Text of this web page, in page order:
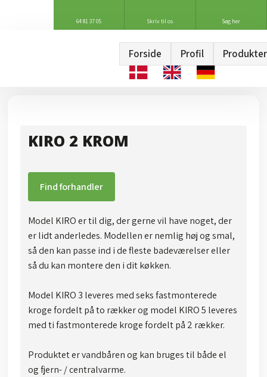
64 81 37 05 Skriv til os Søg her
Forside Profil Produkter
KIRO 2 KROM
Find forhandler
Model KIRO er til dig, der gerne vil have noget, der
er lidt anderledes. Modellen er nemlig høj og smal,
så den kan passe ind i de fleste badeværelser eller
så du kan montere den i dit køkken.
Model KIRO 3 leveres med seks fastmonterede
kroge fordelt på to rækker og model KIRO 5 leveres
med ti fastmonterede kroge fordelt på 2 rækker.
Produktet er vandbåren og kan bruges til både el
og fjern- / centralvarme.